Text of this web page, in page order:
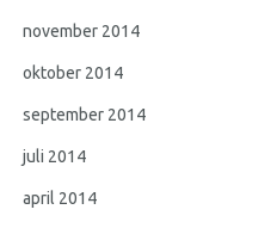
november 2014
oktober 2014
september 2014
juli 2014
april 2014